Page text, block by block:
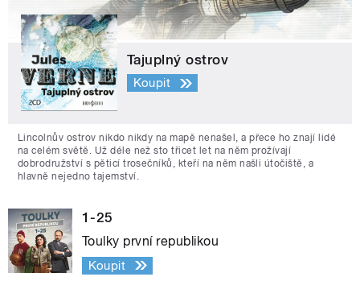
Tajuplný ostrov
Koupit
Lincolnův ostrov nikdo nikdy na mapě nenašel, a přece ho znají lidé
na celém světě. Už déle než sto třicet let na něm prožívají
dobrodružství s pěticí trosečníků, kteří na něm našli útočiště, a
hlavně nejedno tajemství.
1-25
Toulky první republikou
Koupit